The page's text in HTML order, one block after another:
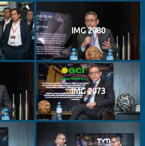
IMG 2080
IMG 2073